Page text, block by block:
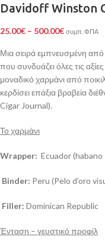
Davidoff Winston
25.00€ – 500.00€ συμπ. ΦΠΑ
Μια σειρά εμπνευσμένη από
που συνδυάζει όλες τις
μοναδικό χαρμάνι από
κερδίσει επάξια βραβεία
Cigar Journal).
Το χαρμάνι
Wrapper: Ecuador (habano
Binder: Peru (Pelo d’oro
Filler: Dominican Republic
Ένταση – γευστικό προφίλ